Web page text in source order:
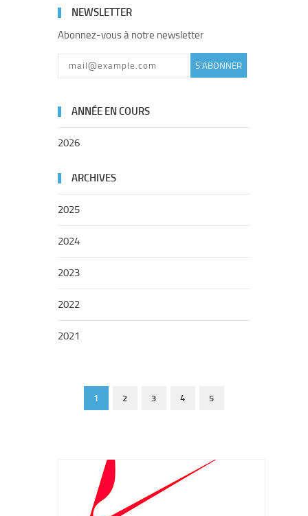
NEWSLETTER
Abonnez-vous à notre newsletter
S'ABONNER
ANNÉE EN COURS
2026
ARCHIVES
2025
2024
2023
2022
2021
1 2 3 4 5